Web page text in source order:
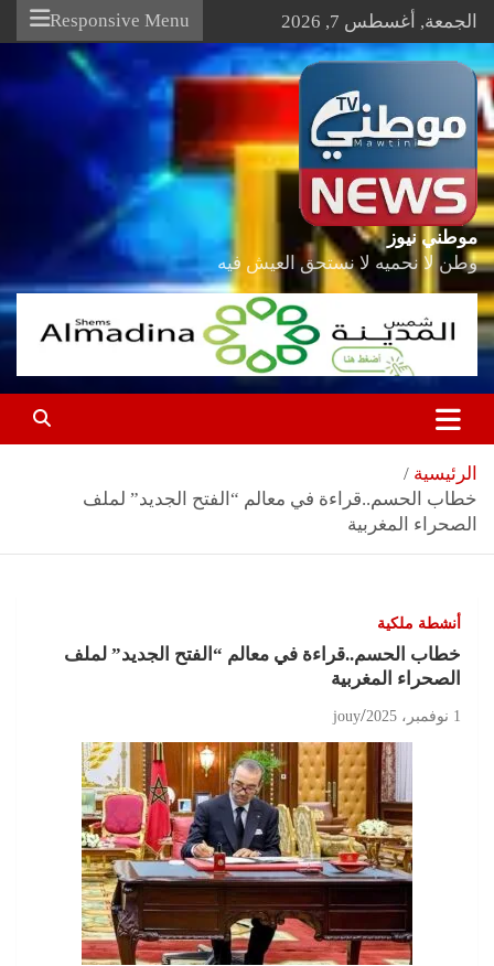
Skip
content
الجمعة, أغسطس 7, 2026 Responsive Menu
موطني نيوز
وطن لا نحميه لا نستحق العيش فيه
الرئيسية
خطاب الحسم..قراءة في معالم “الفتح الجديد” لملف
الصحراء المغربية
أنشطة ملكية
خطاب الحسم..قراءة في معالم “الفتح الجديد” لملف
الصحراء المغربية
1 نوفمبر، 2025 jouy